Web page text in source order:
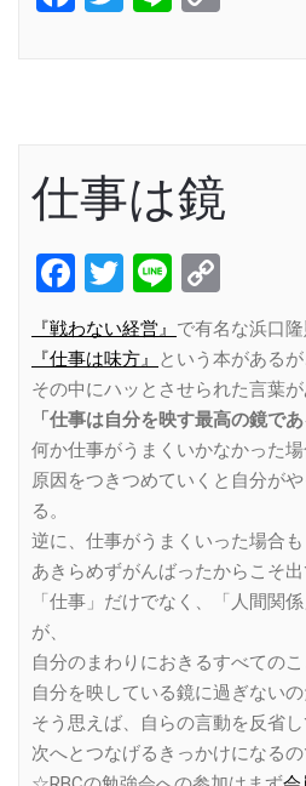
仕事は鏡
Facebook
Twitter
Line
Link
『戦わない経営』 で有名な浜口
『仕事は味方』
という本があるが
その中にハッとさせられた言葉が
「仕事は自分を映す最高の鏡であ
何か仕事がうまくいかなかった場
原因をつきつめていくと自分が
る。
逆に、仕事がうまくいった場合も
あきらめずがんばったからこそ出
「仕事」だけでなく、「人間関
が、
自分のまわりにおきるすべての
自分を映している鏡に過ぎないの
そう思えば、自らの言動を反省し
次へとつなげるきっかけになるの